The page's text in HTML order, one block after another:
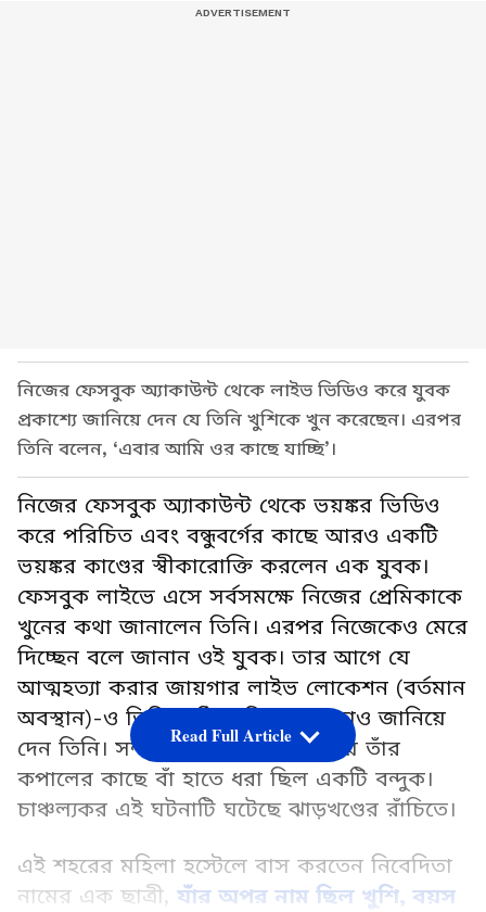
নিজের ফেসবুক অ্যাকাউন্ট থেকে লাইভ ভিডিও করে যুবক
প্রকাশ্যে জানিয়ে দেন যে তিনি খুশিকে খুন করেছেন। এরপর
তিনি বলেন, ‘এবার আমি ওর কাছে যাচ্ছি’।
নিজের ফেসবুক অ্যাকাউন্ট থেকে ভয়ঙ্কর ভিডিও
করে পরিচিত এবং বন্ধুবর্গের কাছে আরও একটি
ভয়ঙ্কর কাণ্ডের স্বীকারোক্তি করলেন এক যুবক।
ফেসবুক লাইভে এসে সর্বসমক্ষে নিজের প্রেমিকাকে
খুনের কথা জানালেন তিনি। এরপর নিজেকেও মেরে
দিচ্ছেন বলে জানান ওই যুবক। তার আগে যে
আত্মহত্যা করার জায়গার লাইভ লোকেশন (বর্তমান
অবস্থান)-ও তিনি পাঠিয়ে দিয়েছেন, তাও জানিয়ে
দেন তিনি। সম্পূর্ণ কথা জানানোর সময় তাঁর
কপালের কাছে বাঁ হাতে ধরা ছিল একটি বন্দুক।
চাঞ্চল্যকর এই ঘটনাটি ঘটেছে ঝাড়খণ্ডের রাঁচিতে।
এই শহরের মহিলা হস্টেলে বাস করতেন নিবেদিতা
নামের এক ছাত্রী, যাঁর অপর নাম ছিল খুশি, বয়স
Read Full Article